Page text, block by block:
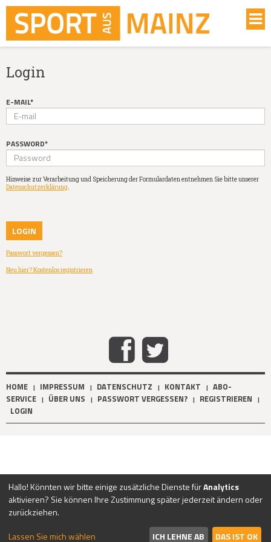
Login
E-MAIL*
PASSWORD*
Hinweise zur Verarbeitung und Speicherung der Formulardaten entnehmen Sie bitte unserer
Datenschutzerklärung.
Passwort vergessen?
Neu hier? Kostenlos registrieren
HOME | IMPRESSUM | DATENSCHUTZ | KONTAKT | ABO-
SERVICE | ÜBER UNS | PASSWORT VERGESSEN? | REGISTRIEREN |
LOGIN
Hallo! Könnten wir bitte einige zusätzliche Dienste fürAnalytics
aktivieren? Sie können Ihre Zustimmung später jederzeit ändern oder
zurückziehen.
Lassen Sie mich wählen
ICH LEHNE AB DAS IST OK